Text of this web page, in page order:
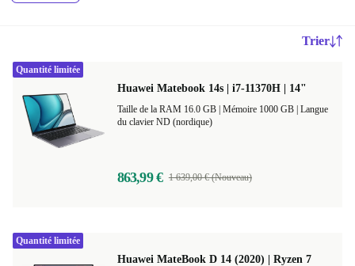
Trier
Huawei Matebook 14s | i7-11370H | 14"
Langue
du clavier ND (nordique)
863,99 € 1 639,00 € (Nouveau)
Quantité limitée
Huawei MateBook D 14 (2020) | Ryzen 7
Quantité limitée